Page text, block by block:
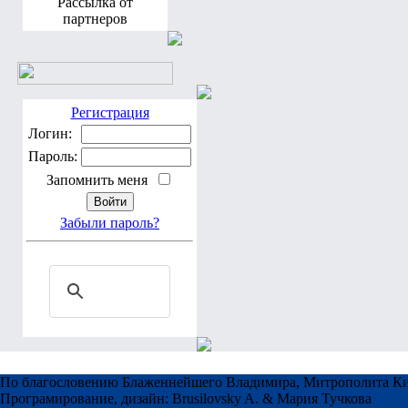
партнеров
Регистрация
Логин:
Пароль:
Запомнить меня
Забыли пароль?
По благословению Блаженнейшего Владимира, Митрополита
Програмирование, дизайн: Brusilovsky A. & Мария Тучкова